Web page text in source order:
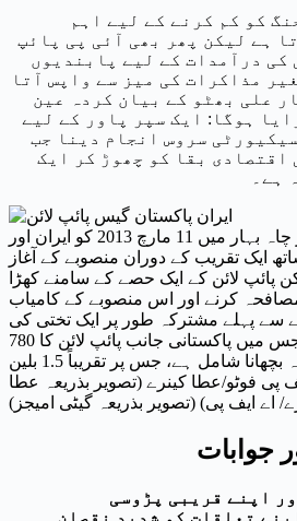
کو کم کرنے کے لیے اہم
ہے لیکن پھر بھی آئی پی پائپ
کی درآمدات کے لیے پابندیوں
مذاکرات کی میز سے واپس آتا
علی بھٹو کے بیان کردہ عین
ہوگا: ایک سپر پاور کے لیے
سروس انجام دینا جب
اقتصادی بقا کو چھوڑ کر ایک
ہے۔
ایرانی سرحدی شہر چاہ بہار میں 11 مارچ 2013 کو ایران اور
ایک تقریب کے دوران منصوبے کے آغاز
پائپ لائن کے ایک حصے کے سامنے کھڑا
کرنے اور اس منصوبے کے کامیاب
سے پہلے مشترکہ طور پر ایک تختی کی
نقاب کشائی کی، جس میں پاکستانی جانب پائپ لائن کا 780
کلومیٹر (485 میل) حصہ بچھانا شامل ہے، جس پر تقریباً 1.5 بلین
پی فوٹو/عطا کینرے (تصویر بذریعہ عطا
اے ایف پی) (تصویر بذریعہ گیٹی امیجز)
جوابات
اپنے قریبی پڑوسی